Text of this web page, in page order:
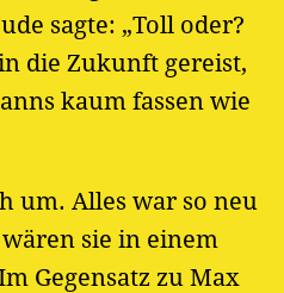
sagte: „Toll oder?
die Zukunft gereist,
kaum fassen wie
um. Alles war so neu
sie in einem
Gegensatz zu Max